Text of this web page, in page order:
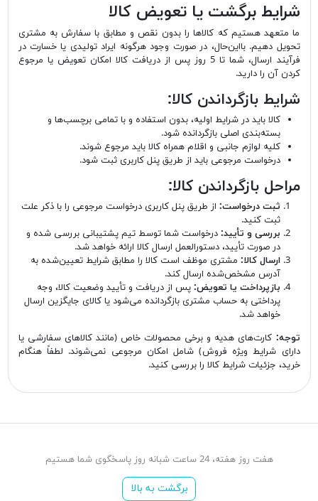
شرایط برگشت یا تعویض کالا
ما متعهد هستیم که کالاها را بدون نقص و مطابق با سفارش به مشتری
تحویل دهیم. بااین‌حال، در صورت وجود هرگونه ایراد تولیدی یا خسارت در
فرآیند ارسال، شما تا 5 روز پس از دریافت کالا امکان تعویض یا مرجوع
کردن آن را دارید.
شرایط بازگرداندن کالا:
کالا باید در شرایط اولیه، بدون استفاده و با تمامی برچسب‌ها و
بسته‌بندی اصلی بازگردانده شود.
کلیه لوازم جانبی و اقلام همراه کالا باید مرجوع شوند.
درخواست مرجوعی باید از طریق پنل کاربری ثبت شود.
مراحل بازگرداندن کالا:
ثبت درخواست: از طریق پنل کاربری درخواست مرجوعی را با ذکر علت
ثبت کنید.
بررسی و تأیید: درخواست شما توسط تیم پشتیبانی بررسی شده و
در صورت تأیید، دستورالعمل ارسال کالا ارائه خواهد شد.
ارسال کالا: مشتری موظف است کالا را مطابق شرایط تعیین‌شده به
آدرس مشخص‌شده ارسال کند.
بازپرداخت یا تعویض: پس از دریافت و تأیید وضعیت کالا، وجه
پرداختی به حساب مشتری بازگردانده می‌شود یا کالای جایگزین ارسال
خواهد شد.
توجه: کارت‌های هدیه و برخی محصولات خاص (مانند کالاهای سفارشی یا
دارای شرایط ویژه فروش) شامل امکان مرجوعی نمی‌شوند. لطفاً هنگام
خرید، جزئیات شرایط کالا را بررسی کنید.
هفت روز هفته، 24 ساعت شبانه روز پاسخگوی شما هستیم
برگشت به بالا